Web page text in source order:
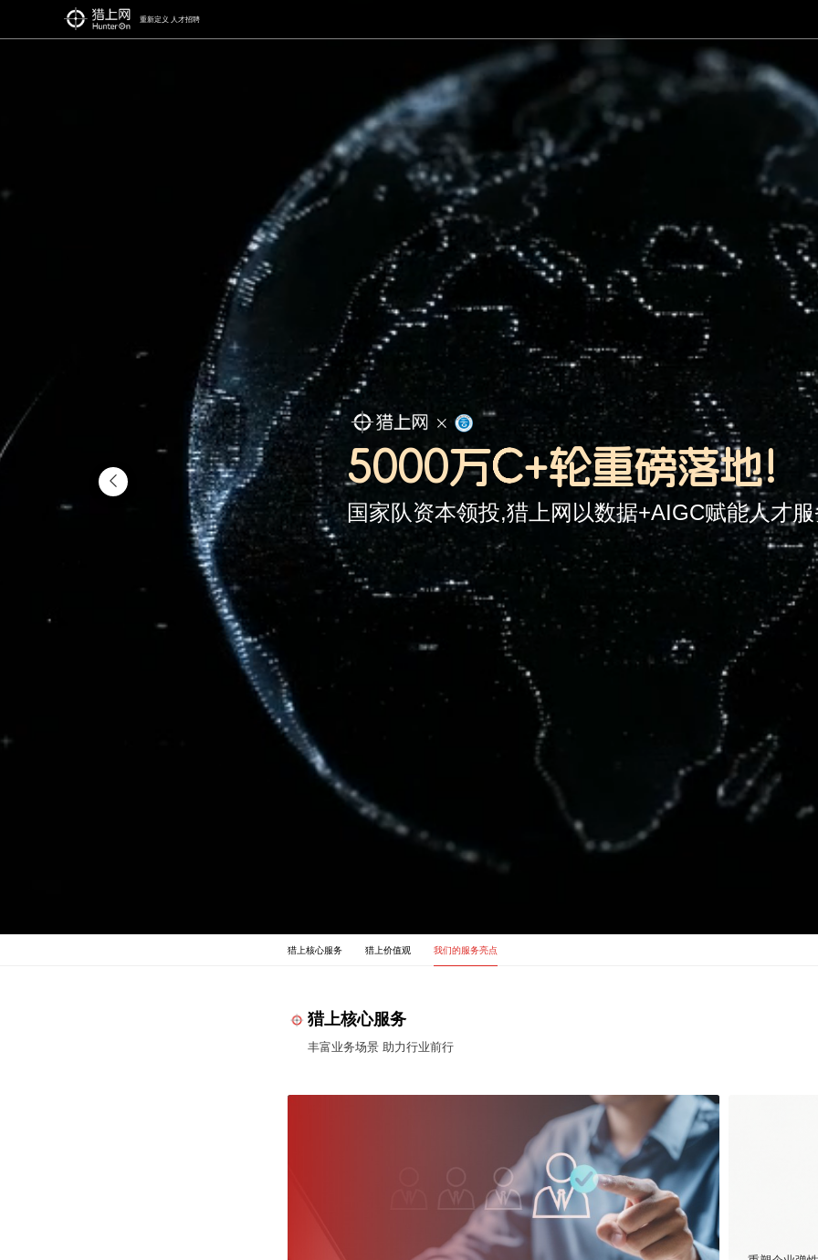
重新定义 人才招聘
5000万C+轮重磅落地!
国家队资本领投,猎上网以数据+AIGC赋能人才
猎上核心服务 猎上价值观 我们的服务亮点
猎上核心服务
丰富业务场景 助力行业前行